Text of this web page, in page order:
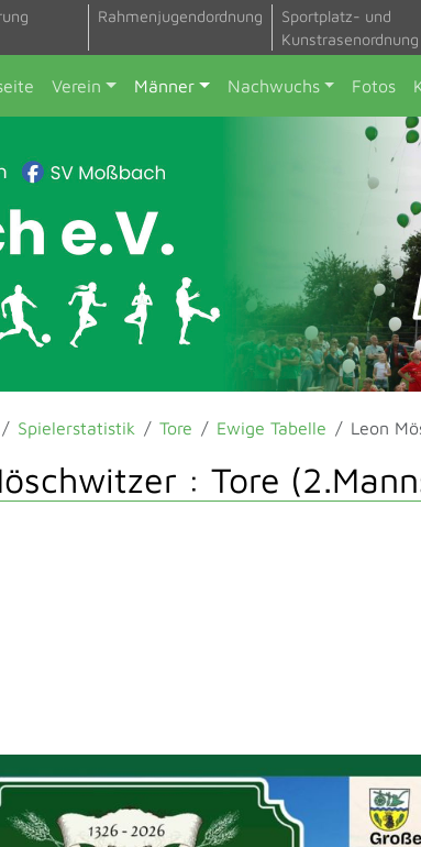
Rahmenjugendordnung
Sportplatz- und
Kunstrasenordnung
Verein Männer Nachwuchs Fotos
Spielerstatistik Tore Ewige Tabelle Leon
: Tore